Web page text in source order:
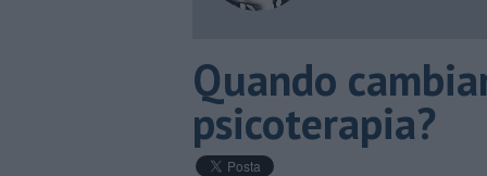
Quando
psicoterapia?